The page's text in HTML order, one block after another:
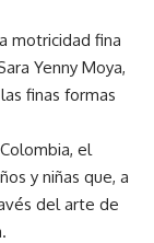
motricidad fina
Yenny Moya,
finas formas
el
y niñas que, a
del arte de